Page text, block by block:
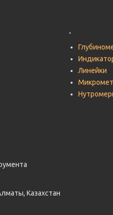
.
Линейки
Казахстан